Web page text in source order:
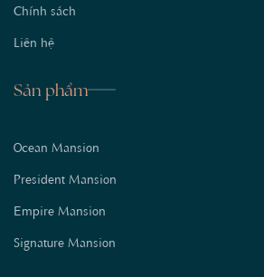
Chính sách
Liên hệ
Sản phẩm
Ocean Mansion
President Mansion
Empire Mansion
Signature Mansion